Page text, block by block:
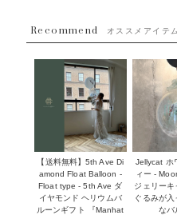
１１０００円以上
NEW YORK MIND - ニュー
※コンフェッティバルーン -
ハワイウェディングサービス
企業・法人様
ウェディングコンフェッティ
実店舗について -大阪 堀江
センター店・沖縄 嘉手納基
プリントサービス
前撮り写真バルーン特集
Recommend オススメアイテム
【送料無料】5th Ave Di
amond Float Balloon -
Float type - 5th Ave ダ
イヤモンド ヘリウムバ
ルーンギフト 『Manhat
Jellycat ホ
ィー -
ジェリーキ
ぐるみが入
なバ